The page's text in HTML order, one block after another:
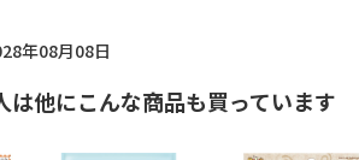
年08月08日
は他にこんな商品も買っています